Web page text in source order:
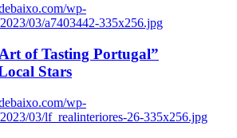
wp-
03/a7403442-335x256.jpg
of Tasting Portugal”
Stars
wp-
03/lf_realinteriores-26-335x256.jpg